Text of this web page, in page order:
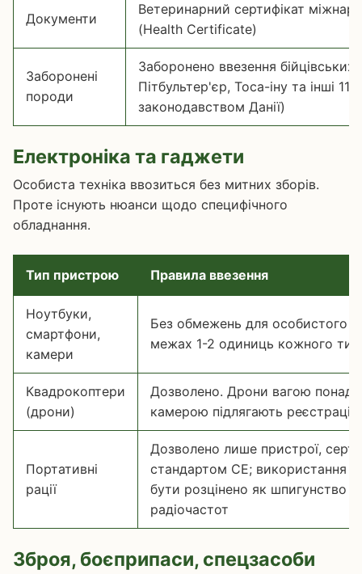
Документи
Ветеринарний сертифікат
(Health Certificate)
Заборонені
породи
Заборонено ввезення
Пітбультер'єр, Тоса-іну та інші 11
законодавством Данії)
Електроніка та гаджети
Особиста техніка ввозиться без митних зборів.
Проте існують нюанси щодо специфічного
обладнання.
Тип пристрою Правила ввезення
Ноутбуки,
смартфони,
камери
Без обмежень для особистого
межах 1-2 одиниць кожного
Квадрокоптери
(дрони)
Дозволено. Дрони вагою понад
камерою підлягають
Портативні
рації
Дозволено лише пристрої,
стандартом CE; використання
бути розцінено як шпигунство
радіочастот
Зброя, боєприпаси, спецзасоби